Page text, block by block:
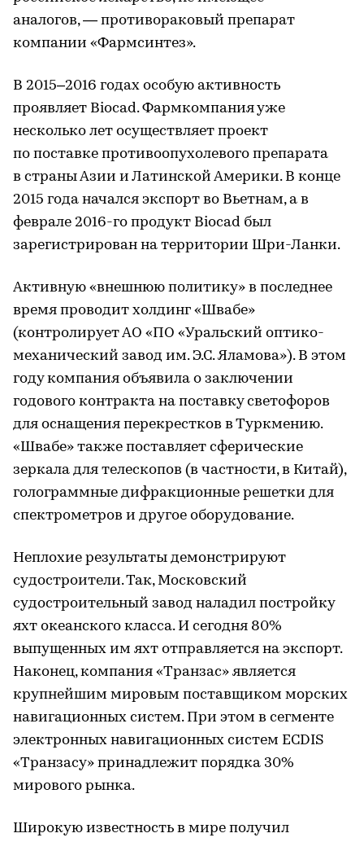
аналогов, — противораковый препарат
компании «Фармсинтез».
В 2015–2016 годах особую активность
проявляет Biocad. Фармкомпания уже
несколько лет осуществляет проект
по поставке противоопухолевого препарата
в страны Азии и Латинской Америки. В конце
2015 года начался экспорт во Вьетнам, а в
феврале 2016-го продукт Biocad был
зарегистрирован на территории Шри-Ланки.
Активную «внешнюю политику» в последнее
время проводит холдинг «Швабе»
(контролирует АО «ПО «Уральский оптико-
механический завод им. Э.С. Яламова»). В этом
году компания объявила о заключении
годового контракта на поставку светофоров
для оснащения перекрестков в Туркмению.
«Швабе» также поставляет сферические
зеркала для телескопов (в частности, в Китай),
голограммные дифракционные решетки для
спектрометров и другое оборудование.
Неплохие результаты демонстрируют
судостроители. Так, Московский
судостроительный завод наладил постройку
яхт океанского класса. И сегодня 80%
выпущенных им яхт отправляется на экспорт.
Наконец, компания «Транзас» является
крупнейшим мировым поставщиком морских
навигационных систем. При этом в сегменте
электронных навигационных систем ECDIS
«Транзасу» принадлежит порядка 30%
мирового рынка.
Широкую известность в мире получил